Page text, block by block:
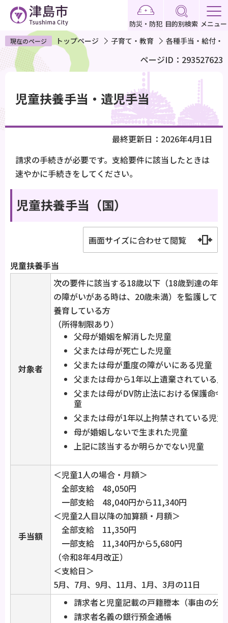
ペ
ー
で
す
防災・防犯 目的別検索 メニュー
現在のページ トップページ 子育て・教育 各種手当・給付・
ページID：293527623
児童扶養手当・遺児手当
最終更新日：2026年4月1日
請求の手続きが必要です。支給要件に該当したときは
速やかに手続きをしてください。
児童扶養手当（国）
画面サイズに合わせて閲覧
児童扶養手当
対象者
次の要件に該当する18歳以下（18歳到達の年
の障がいがある時は、20歳未満）を監護して
養育している方
（所得制限あり）
父母が婚姻を解消した児童
父または母が死亡した児童
父または母が重度の障がいにある児童
父または母から1年以上遺棄されている児
父または母がDV防止法における保護命令
童
父または母が1年以上拘禁されている児童
母が婚姻しないで生まれた児童
上記に該当するか明らかでない児童
手当額
＜児童1人の場合・月額＞
全部支給 48,050円
一部支給 48,040円から11,340円
＜児童2人目以降の加算額・月額＞
全部支給 11,350円
一部支給 11,340円から5,680円
（令和8年4月改正）
＜支給日＞
5月、7月、9月、11月、1月、3月の11日
請求者と児童記載の戸籍謄本（事由の分
請求者名義の銀行預金通帳